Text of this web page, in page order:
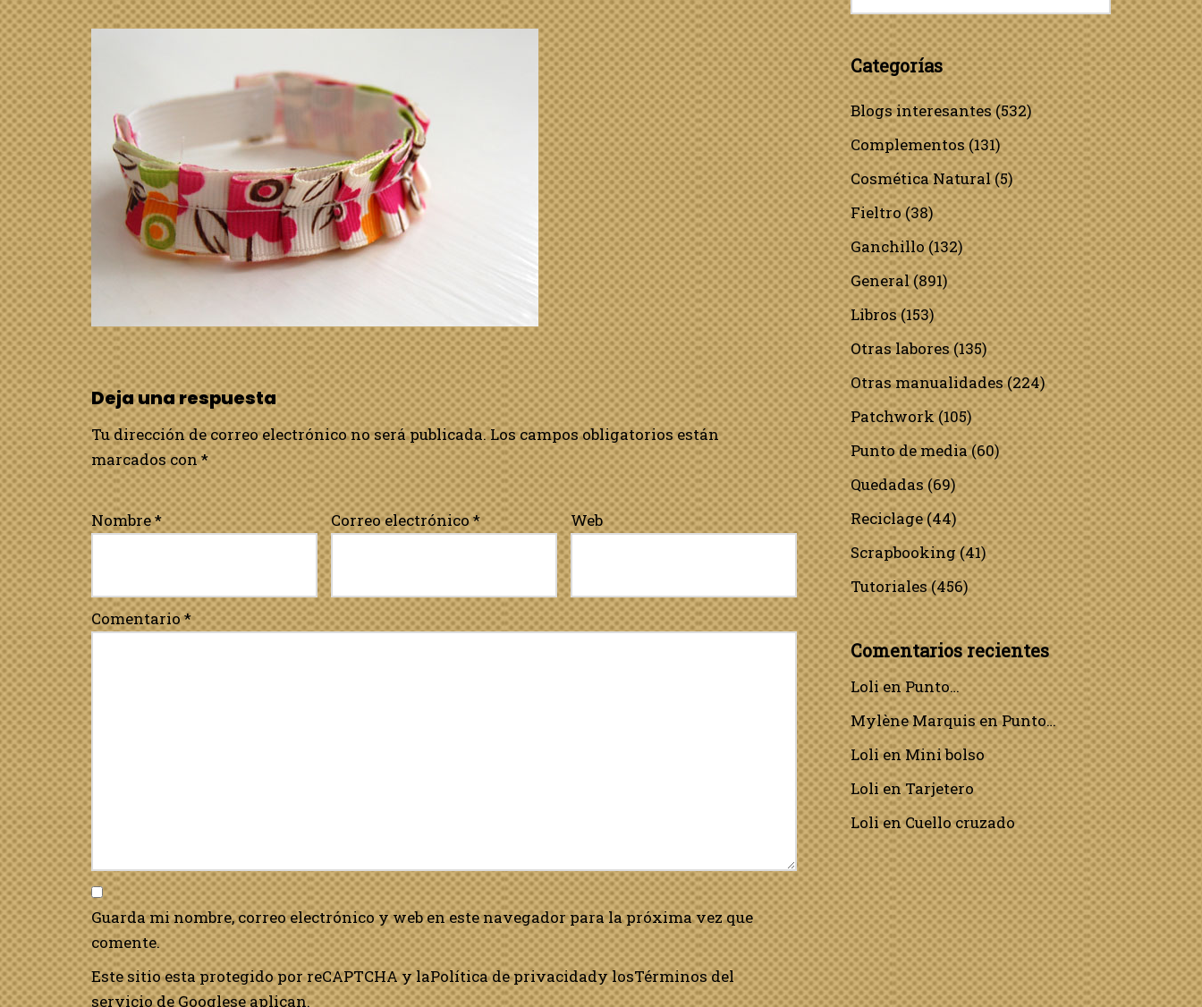
Deja una respuesta
Tu dirección de correo electrónico no será publicada. Los campos obligatorios están
marcados con*
Nombre* Correo electrónico* Web
Comentario*
Guarda mi nombre, correo electrónico y web en este navegador para la próxima vez que
comente.
Este sitio esta protegido por reCAPTCHA y laPolítica de privacidady losTérminos del
servicio de Googlese aplican.
Categorías
Blogs interesantes(532)
Complementos(131)
Cosmética Natural(5)
Fieltro(38)
Ganchillo(132)
General(891)
Libros(153)
Otras labores(135)
Otras manualidades(224)
Patchwork(105)
Punto de media(60)
Quedadas(69)
Reciclage(44)
Scrapbooking(41)
Tutoriales(456)
Comentarios recientes
LolienPunto…
Mylène MarquisenPunto…
LolienMini bolso
LolienTarjetero
LolienCuello cruzado